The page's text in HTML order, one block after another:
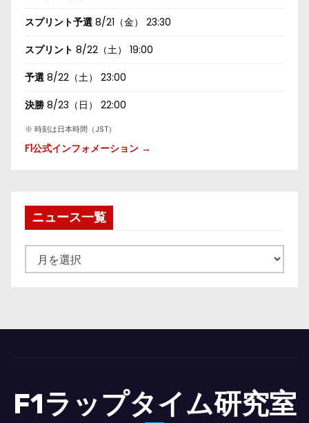
スプリント予選 8/21（金） 23:30
スプリント 8/22（土） 19:00
予選 8/22（土） 23:00
決勝 8/23（日） 22:00
※ 時刻は日本時間（JST）
F1公式インフォメーション →
ニュース一覧
ュ
一
F1ラップタイム研究室